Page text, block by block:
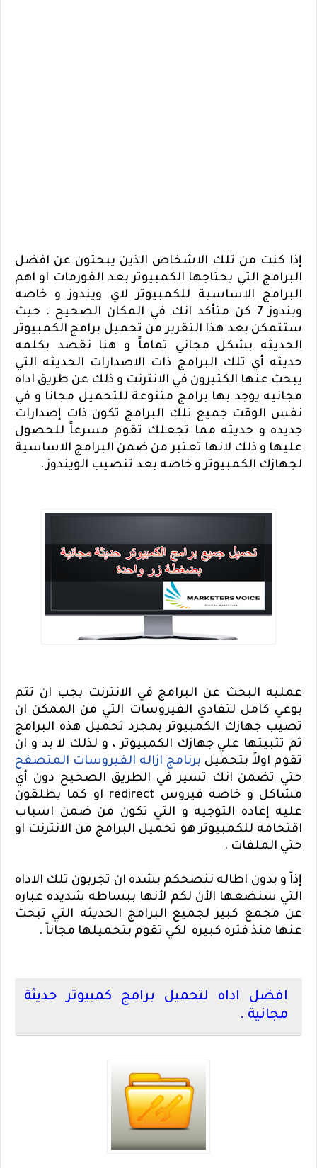
إذا كنت من تلك الاشخاص الذين يبحثون عن افضل
البرامج التي يحتاجها الكمبيوتر بعد الفورمات او اهم
البرامج الاساسية للكمبيوتر لاي ويندوز و خاصه
ويندوز 7 كن متأكد انك في المكان الصحيح ، حيث
ستتمكن بعد هذا التقرير من تحميل برامج الكمبيوتر
الحديثه بشكل مجاني تماماً و هنا نقصد بكلمه
حديثه أي تلك البرامج ذات الاصدارات الحديثه التي
يبحث عنها الكثيرون في الانترنت و ذلك عن طريق اداه
مجانيه يوجد بها برامج متنوعة للتحميل مجانا و في
نفس الوقت جميع تلك البرامج تكون ذات إصدارات
جديده و حديثه مما تجعلك تقوم مسرعاً للحصول
عليها و ذلك لانها تعتبر من ضمن البرامج الاساسية
لجهازك الكمبيوتر و خاصه بعد تنصيب الويندوز .
عمليه البحث عن البرامج في الانترنت يجب ان تتم
بوعي كامل لتفادي الفيروسات التي من الممكن ان
تصيب جهازك الكمبيوتر بمجرد تحميل هذه البرامج
ثم تثبيتها علي جهازك الكمبيوتر ، و لذلك لا بد و ان
تقوم اولاً بتحميل برنامج ازاله الفيروسات المتصفح
حتي تضمن انك تسير في الطريق الصحيح دون أي
مشاكل و خاصه فيروس redirect او كما يطلقون
عليه إعاده التوجيه و التي تكون من ضمن اسباب
اقتحامه للكمبيوتر هو تحميل البرامج من الانترنت او
حتي الملفات .
إذاً و بدون اطاله ننصحكم بشده ان تجربون تلك الاداه
التي سنضعها الأن لكم لأنها ببساطه شديده عباره
عن مجمع كبير لجميع البرامج الحديثه التي تبحث
عنها منذ فتره كبيره لكي تقوم بتحميلها مجاناً .
افضل اداه لتحميل برامج كمبيوتر حديثة
مجانية .